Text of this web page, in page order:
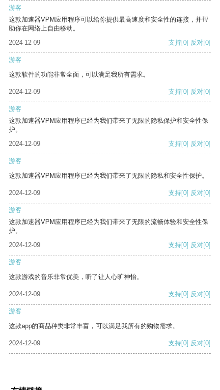
游客
这款加速器VPM应用程序可以给你提供最高速度和安全性的连接，并帮
助你在网络上自由移动。
2024-12-09
支持[0] 反对[0]
游客
这款软件的功能非常全面，可以满足我所有需求。
2024-12-09 支持[0] 反对[0]
游客
这款加速器VPM应用程序已经为我们带来了无限的隐私保护和安全性保
护。
2024-12-09
支持[0] 反对[0]
游客
这款加速器VPM应用程序已经为我们带来了无限的隐私和安全性保护。
2024-12-09 支持[0] 反对[0]
游客
这款加速器VPM应用程序已经为我们带来了无限的流畅体验和安全性保
护。
2024-12-09
支持[0] 反对[0]
游客
这款游戏的音乐非常优美，听了让人心旷神怡。
2024-12-09 支持[0] 反对[0]
游客
这款app的商品种类非常丰富，可以满足我所有的购物需求。
2024-12-09 支持[0] 反对[0]